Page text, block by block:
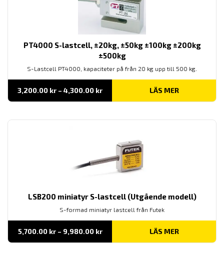
PT4000 S-lastcell, ±20kg, ±50kg ±100kg ±200kg
±500kg
S-Lastcell PT4000, kapaciteter på från 20 kg upp till 500 kg.
3,200.00 kr – 4,300.00 krPrisintervall:
till
LÄS MER
LSB200 miniatyr S-lastcell (Utgående modell)
S-formad miniatyr lastcell från Futek
5,700.00 kr – 9,980.00 krPrisintervall:
till
LÄS MER